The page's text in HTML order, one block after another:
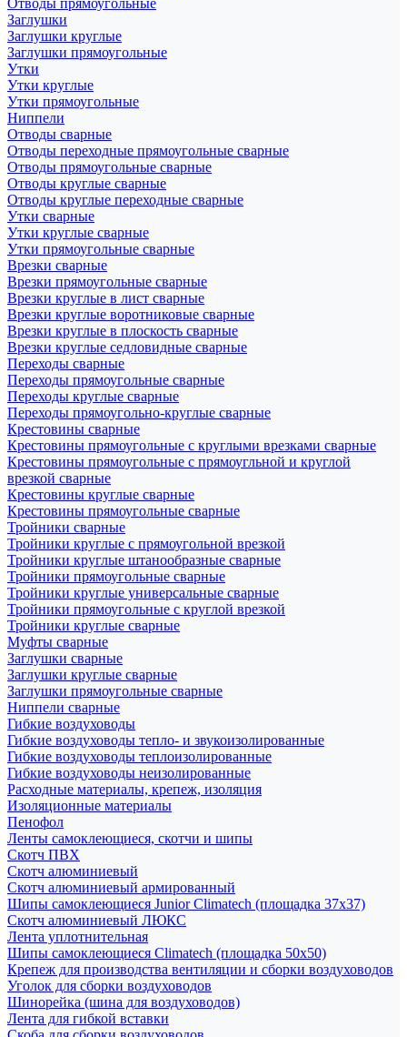
Отводы прямоугольные
Заглушки
Заглушки круглые
Заглушки прямоугольные
Утки
Утки круглые
Утки прямоугольные
Ниппели
Отводы сварные
Отводы переходные прямоугольные сварные
Отводы прямоугольные сварные
Отводы круглые сварные
Отводы круглые переходные сварные
Утки сварные
Утки круглые сварные
Утки прямоугольные сварные
Врезки сварные
Врезки прямоугольные сварные
Врезки круглые в лист сварные
Врезки круглые воротниковые сварные
Врезки круглые в плоскость сварные
Врезки круглые седловидные сварные
Переходы сварные
Переходы прямоугольные сварные
Переходы круглые сварные
Переходы прямоугольно-круглые сварные
Крестовины сварные
Крестовины прямоугольные с круглыми врезками сварные
Крестовины прямоугольные с прямоугльной и круглой
врезкой сварные
Крестовины круглые сварные
Крестовины прямоугольные сварные
Тройники сварные
Тройники круглые с прямоугольной врезкой
Тройники круглые штанообразные сварные
Тройники прямоугольные сварные
Тройники круглые универсальные сварные
Тройники прямоугольные с круглой врезкой
Тройники круглые сварные
Муфты сварные
Заглушки сварные
Заглушки круглые сварные
Заглушки прямоугольные сварные
Ниппели сварные
Гибкие воздуховоды
Гибкие воздуховоды тепло- и звукоизолированные
Гибкие воздуховоды теплоизолированные
Гибкие воздуховоды неизолированные
Расходные материалы, крепеж, изоляция
Изоляционные материалы
Пенофол
Ленты самоклеющиеся, скотчи и шипы
Скотч ПВХ
Скотч алюминиевый
Скотч алюминиевый армированный
Шипы самоклеющиеся Junior Climatech (площадка 37х37)
Скотч алюминиевый ЛЮКС
Лента уплотнительная
Шипы самоклеющиеся Climatech (площадка 50х50)
Крепеж для производства вентиляции и сборки воздуховодов
Уголок для сборки воздуховодов
Шинорейка (шина для воздуховодов)
Лента для гибкой вставки